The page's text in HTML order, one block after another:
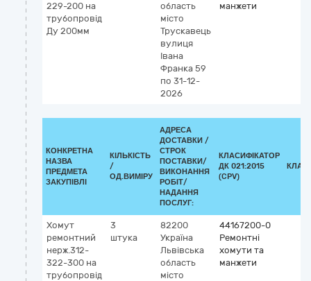
229-200 на
трубопровід
Ду 200мм
область
місто
Трускавець
вулиця
Івана
Франка 59
по 31-12-
2026
манжети
КОНКРЕТНА
НАЗВА
ПРЕДМЕТА
ЗАКУПІВЛІ
КІЛЬКІСТЬ
/
ОД.ВИМІРУ
АДРЕСА
ДОСТАВКИ /
СТРОК
ПОСТАВКИ/
ВИКОНАННЯ
РОБІТ/
НАДАННЯ
ПОСЛУГ:
КЛАСИФІКАТОР
ДК 021:2015
(CPV)
Хомут
ремонтний
нерж.312-
322-300 на
трубопровід
3
штука
82200
Україна
Львівська
область
місто
44167200-0
Ремонтні
хомути та
манжети